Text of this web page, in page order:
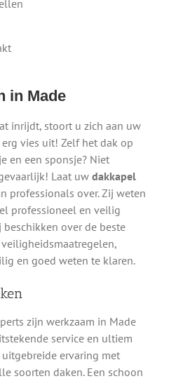
in Made
inrijdt, stoort u zich aan uw
vies uit! Zelf het dak op
en een sponsje? Niet
Laat uwdakkapel
professionals over. Zij weten
professioneel en veilig
over de beste
en goed weten te klaren.
zijn werkzaam in Made
service en ultiem
uitgebreide ervaring met
soorten daken. Een schoon